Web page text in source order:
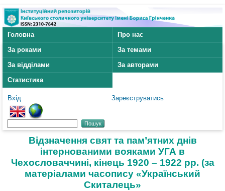
Головна
Про нас
За роками
За темами
За відділами
За авторами
Статистика
Вхід Зареєструватись
Відзначення свят та пам’ятних днів
інтернованими вояками УГА в
Чехословаччині, кінець 1920 – 1922 рр. (за
матеріалами часопису «Український
Скиталець»